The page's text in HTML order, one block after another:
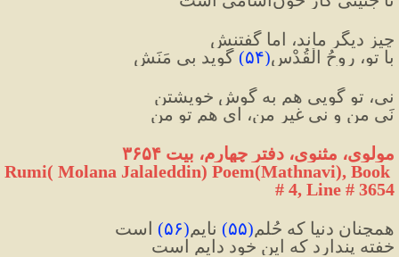
چیز دیگر ماند، اما گفتنش
با تو، روحُ الْقُدْس(۵۴) گوید بی مَنَش
نی، تو گویی هم به گوشِ خویشتن
نَی من و نی غیرِ من، ای هم تو من
مولوی، مثنوی، دفتر چهارم، بیت ۳۶۵۴
Rumi( Molana Jalaleddin) Poem(Mathnavi), Book
# 4, Line # 3654
همچنان دنیا که حُلم(۵۵) نایِم(۵۶) است
خفته پندارد که این خود دایم است